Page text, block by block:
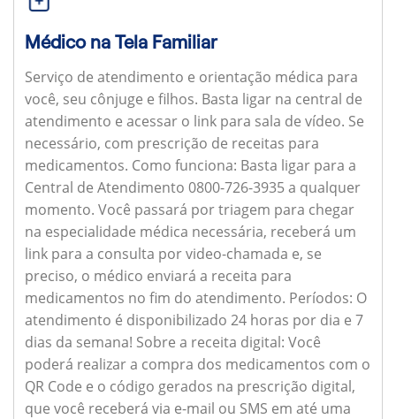
Médico na Tela Familiar
Serviço de atendimento e orientação médica para
você, seu cônjuge e filhos. Basta ligar na central de
atendimento e acessar o link para sala de vídeo. Se
necessário, com prescrição de receitas para
medicamentos. Como funciona: Basta ligar para a
Central de Atendimento 0800-726-3935 a qualquer
momento. Você passará por triagem para chegar
na especialidade médica necessária, receberá um
link para a consulta por video-chamada e, se
preciso, o médico enviará a receita para
medicamentos no fim do atendimento. Períodos: O
atendimento é disponibilizado 24 horas por dia e 7
dias da semana! Sobre a receita digital: Você
poderá realizar a compra dos medicamentos com o
QR Code e o código gerados na prescrição digital,
que você receberá via e-mail ou SMS em até uma